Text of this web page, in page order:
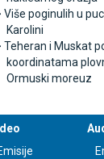
Više poginulih u
Karolini
Teheran i Muskat
koordinatama
Ormuski moreuz